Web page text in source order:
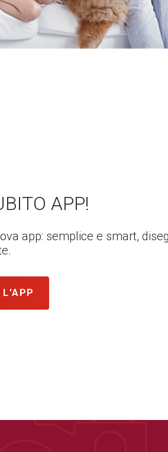
APP!
app: semplice e smart,
L'APP